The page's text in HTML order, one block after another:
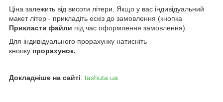
Ціна залежить від висоти літери. Якщо у вас індивідуальний
макет літер - прикладіть ескіз до замовлення (кнопка
Прикласти файли під час оформлення замовлення).
Для індивідуального прорахунку натисніть
кнопку прорахунок.
Докладніше на сайті: tashuta.ua